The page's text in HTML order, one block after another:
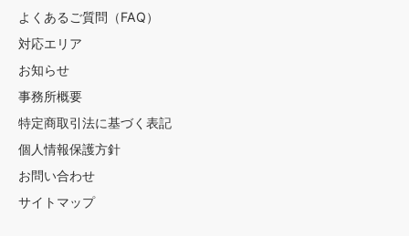
よくあるご質問（FAQ）
対応エリア
お知らせ
事務所概要
特定商取引法に基づく表記
個人情報保護方針
お問い合わせ
サイトマップ